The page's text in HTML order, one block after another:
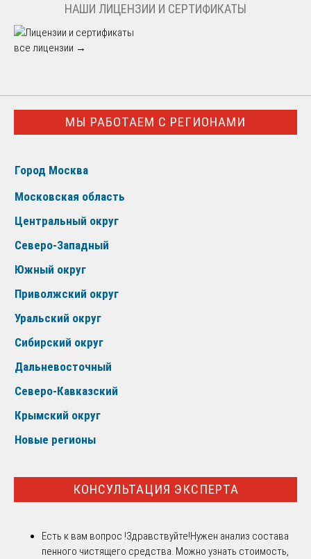
НАШИ ЛИЦЕНЗИИ И СЕРТИФИКАТЫ
все лицензии →
МЫ РАБОТАЕМ С РЕГИОНАМИ
Город Москва
Московская область
Центральный округ
Северо-Западный
Южный округ
Приволжский округ
Уральский округ
Сибирский округ
Дальневосточный
Северо-Кавказский
Крымский округ
Новые регионы
КОНСУЛЬТАЦИЯ ЭКСПЕРТА
Есть к вам вопрос !Здравствуйте!Нужен анализ состава
пенного чистящего средства. Можно узнать стоимость,